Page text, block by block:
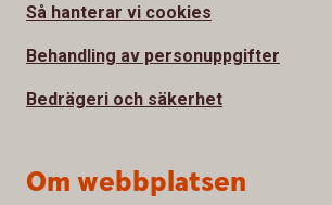
Så hanterar vi cookies
Behandling av personuppgifter
Bedrägeri och säkerhet
Om webbplatsen